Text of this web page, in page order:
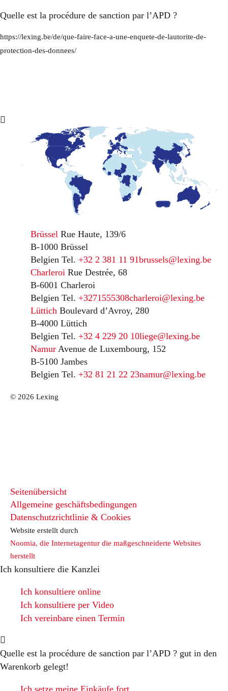
Quelle est la procédure de sanction par l’APD ?
https://lexing.be/de/que-faire-face-a-une-enquete-de-lautorite-de-
protection-des-donnees/
Brüssel Rue Haute, 139/6
B-1000 Brüssel
Belgien Tel. +32 2 381 11 91brussels@lexing.be
Charleroi Rue Destrée, 68
B-6001 Charleroi
Belgien Tel. +3271555308charleroi@lexing.be
Lüttich Boulevard d’Avroy, 280
B-4000 Lüttich
Belgien Tel. +32 4 229 20 10liege@lexing.be
Namur Avenue de Luxembourg, 152
B-5100 Jambes
Belgien Tel. +32 81 21 22 23namur@lexing.be
© 2026 Lexing
Seitenübersicht
Allgemeine geschäftsbedingungen
Datenschutzrichtlinie & Cookies
Website erstellt durch
Noomia, die Internetagentur die maßgeschneiderte Websites
herstellt
Ich konsultiere die Kanzlei
Ich konsultiere online
Ich konsultiere per Video
Ich vereinbare einen Termin
Quelle est la procédure de sanction par l’APD ? gut in den
Warenkorb gelegt!